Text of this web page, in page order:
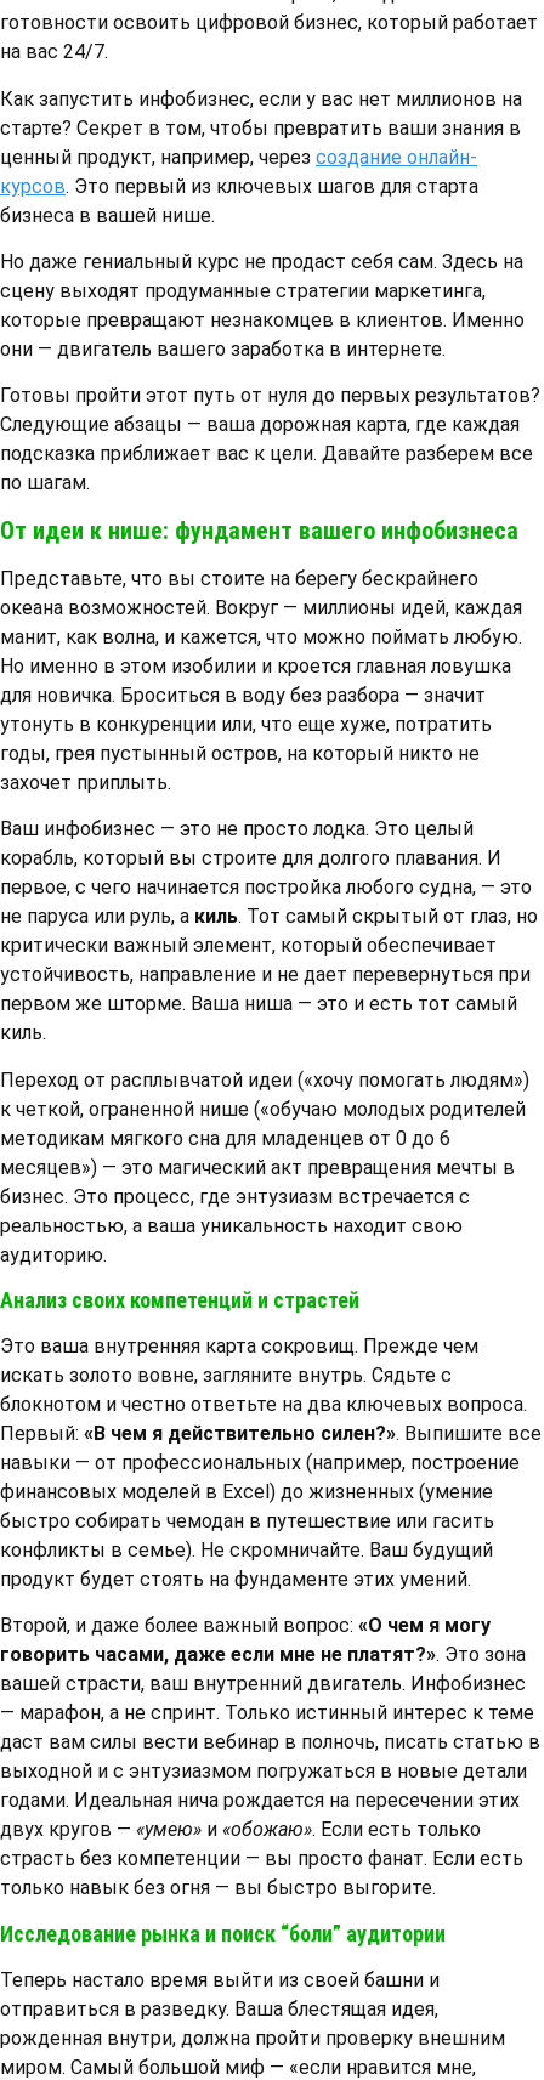
готовности освоить цифровой бизнес, который работает
на вас 24/7.
Как запустить инфобизнес, если у вас нет миллионов на
старте? Секрет в том, чтобы превратить ваши знания в
ценный продукт, например, через создание онлайн-
курсов. Это первый из ключевых шагов для старта
бизнеса в вашей нише.
Но даже гениальный курс не продаст себя сам. Здесь на
сцену выходят продуманные стратегии маркетинга,
которые превращают незнакомцев в клиентов. Именно
они — двигатель вашего заработка в интернете.
Готовы пройти этот путь от нуля до первых результатов?
Следующие абзацы — ваша дорожная карта, где каждая
подсказка приближает вас к цели. Давайте разберем все
по шагам.
От идеи к нише: фундамент вашего инфобизнеса
Представьте, что вы стоите на берегу бескрайнего
океана возможностей. Вокруг — миллионы идей, каждая
манит, как волна, и кажется, что можно поймать любую.
Но именно в этом изобилии и кроется главная ловушка
для новичка. Броситься в воду без разбора — значит
утонуть в конкуренции или, что еще хуже, потратить
годы, грея пустынный остров, на который никто не
захочет приплыть.
Ваш инфобизнес — это не просто лодка. Это целый
корабль, который вы строите для долгого плавания. И
первое, с чего начинается постройка любого судна, — это
не паруса или руль, а киль. Тот самый скрытый от глаз, но
критически важный элемент, который обеспечивает
устойчивость, направление и не дает перевернуться при
первом же шторме. Ваша ниша — это и есть тот самый
киль.
Переход от расплывчатой идеи («хочу помогать людям»)
к четкой, ограненной нише («обучаю молодых родителей
методикам мягкого сна для младенцев от 0 до 6
месяцев») — это магический акт превращения мечты в
бизнес. Это процесс, где энтузиазм встречается с
реальностью, а ваша уникальность находит свою
аудиторию.
Анализ своих компетенций и страстей
Это ваша внутренняя карта сокровищ. Прежде чем
искать золото вовне, загляните внутрь. Сядьте с
блокнотом и честно ответьте на два ключевых вопроса.
Первый: «В чем я действительно силен?». Выпишите все
навыки — от профессиональных (например, построение
финансовых моделей в Excel) до жизненных (умение
быстро собирать чемодан в путешествие или гасить
конфликты в семье). Не скромничайте. Ваш будущий
продукт будет стоять на фундаменте этих умений.
Второй, и даже более важный вопрос: «О чем я могу
говорить часами, даже если мне не платят?». Это зона
вашей страсти, ваш внутренний двигатель. Инфобизнес
— марафон, а не спринт. Только истинный интерес к теме
даст вам силы вести вебинар в полночь, писать статью в
выходной и с энтузиазмом погружаться в новые детали
годами. Идеальная нича рождается на пересечении этих
двух кругов — «умею» и «обожаю». Если есть только
страсть без компетенции — вы просто фанат. Если есть
только навык без огня — вы быстро выгорите.
Исследование рынка и поиск “боли” аудитории
Теперь настало время выйти из своей башни и
отправиться в разведку. Ваша блестящая идея,
рожденная внутри, должна пройти проверку внешним
миром. Самый большой миф — «если нравится мне,